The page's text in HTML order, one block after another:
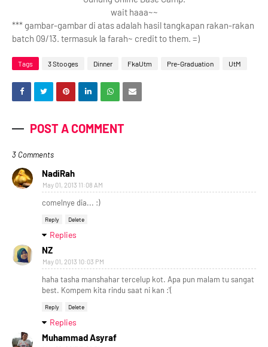
wait haaa~~
*** gambar-gambar di atas adalah hasil tangkapan rakan-rakan
batch 09/13. termasuk la farah~ credit to them. =)
Tags 3 Stooges Dinner FkaUtm Pre-Graduation UtM
POST A COMMENT
3 Comments
NadiRah
May 01, 2013 11:08 AM
comelnye dia... :)
Reply Delete
Replies
NZ
May 01, 2013 10:03 PM
haha tasha manshahar tercelup kot. Apa pun malam tu sangat
best. Kompem kita rindu saat ni kan :'(
Reply Delete
Replies
Muhammad Asyraf